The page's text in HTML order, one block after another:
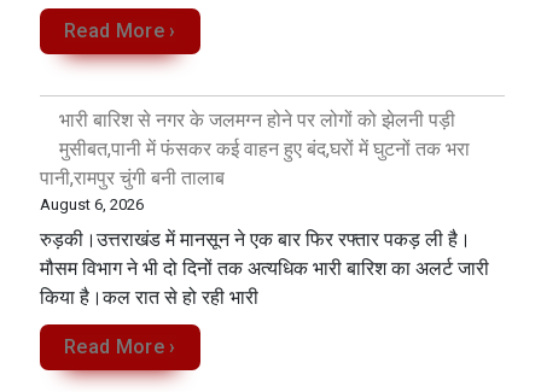
Read More ›
भारी बारिश से नगर के जलमग्न होने पर लोगों को झेलनी पड़ी
मुसीबत,पानी में फंसकर कई वाहन हुए बंद,घरों में घुटनों तक भरा
पानी,रामपुर चुंगी बनी तालाब
August 6, 2026
रुड़की।उत्तराखंड में मानसून ने एक बार फिर रफ्तार पकड़ ली है।
मौसम विभाग ने भी दो दिनों तक अत्यधिक भारी बारिश का अलर्ट जारी
किया है।कल रात से हो रही भारी
Read More ›